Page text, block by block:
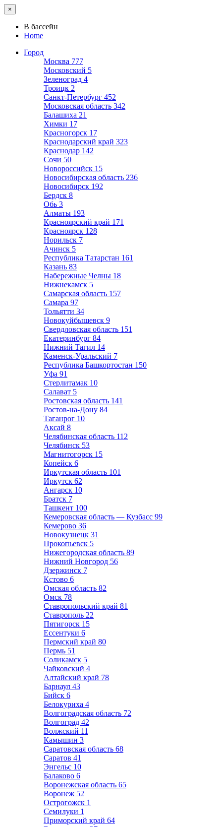
×
В бассейн
Home
Город
Москва 777
Московский 5
Зеленоград 4
Троицк 2
Санкт-Петербург 452
Московская область 342
Балашиха 21
Химки 17
Красногорск 17
Краснодарский край 323
Краснодар 142
Сочи 50
Новороссийск 15
Новосибирская область 236
Новосибирск 192
Бердск 8
Обь 3
Алматы 193
Красноярский край 171
Красноярск 128
Норильск 7
Ачинск 5
Республика Татарстан 161
Казань 83
Набережные Челны 18
Нижнекамск 5
Самарская область 157
Самара 97
Тольятти 34
Новокуйбышевск 9
Свердловская область 151
Екатеринбург 84
Нижний Тагил 14
Каменск-Уральский 7
Республика Башкортостан 150
Уфа 91
Стерлитамак 10
Салават 5
Ростовская область 141
Ростов-на-Дону 84
Таганрог 10
Аксай 8
Челябинская область 112
Челябинск 53
Магнитогорск 15
Копейск 6
Иркутская область 101
Иркутск 62
Ангарск 10
Братск 7
Ташкент 100
Кемеровская область — Кузбасс 99
Кемерово 36
Новокузнецк 31
Прокопьевск 5
Нижегородская область 89
Нижний Новгород 56
Дзержинск 7
Кстово 6
Омская область 82
Омск 78
Ставропольский край 81
Ставрополь 22
Пятигорск 15
Ессентуки 6
Пермский край 80
Пермь 51
Соликамск 5
Чайковский 4
Алтайский край 78
Барнаул 43
Бийск 6
Белокуриха 4
Волгоградская область 72
Волгоград 42
Волжский 11
Камышин 3
Саратовская область 68
Саратов 41
Энгельс 10
Балаково 6
Воронежская область 65
Воронеж 52
Острогожск 1
Семилуки 1
Приморский край 64